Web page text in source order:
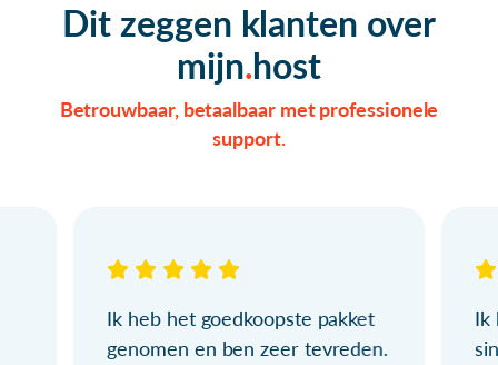
Dit zeggen klanten over
mijn host
Betrouwbaar, betaalbaar met professionele
support.
Ik heb het goedkoopste pakket
genomen en ben zeer tevreden.
Ik